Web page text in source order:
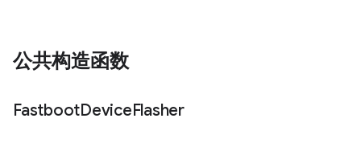
公共构造函数
FastbootDeviceFlasher